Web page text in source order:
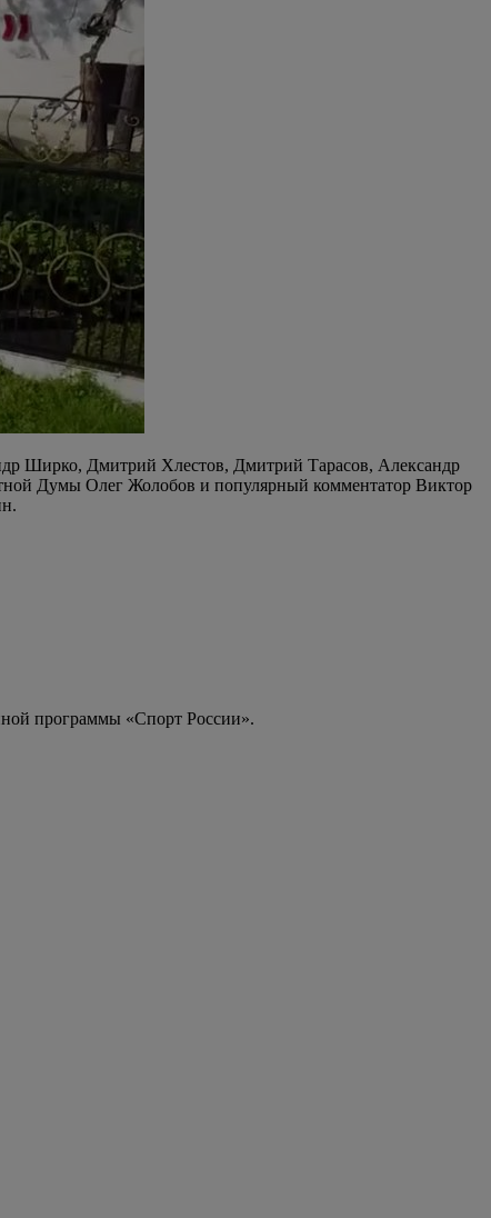
Ширко, Дмитрий Хлестов, Дмитрий Тарасов, Александр
Думы Олег Жолобов и популярный комментатор Виктор
программы «Спорт России».